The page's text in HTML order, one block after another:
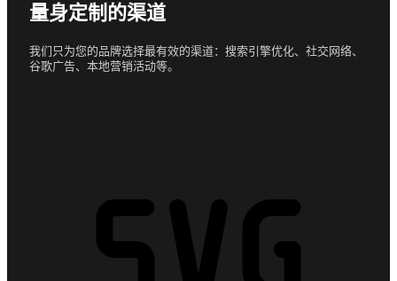
量身定制的渠道
我们只为您的品牌选择最有效的渠道：搜索引擎优化、社交网络、
谷歌广告、本地营销活动等。